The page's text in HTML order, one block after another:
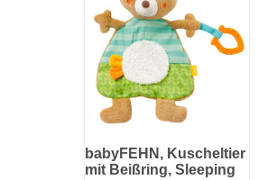
babyFEHN, Kuscheltier
mit Beißring, Sleeping